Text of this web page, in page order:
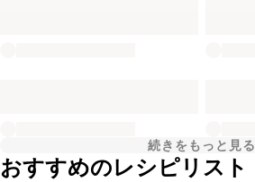
続きをもっと見る
おすすめのレシピリスト